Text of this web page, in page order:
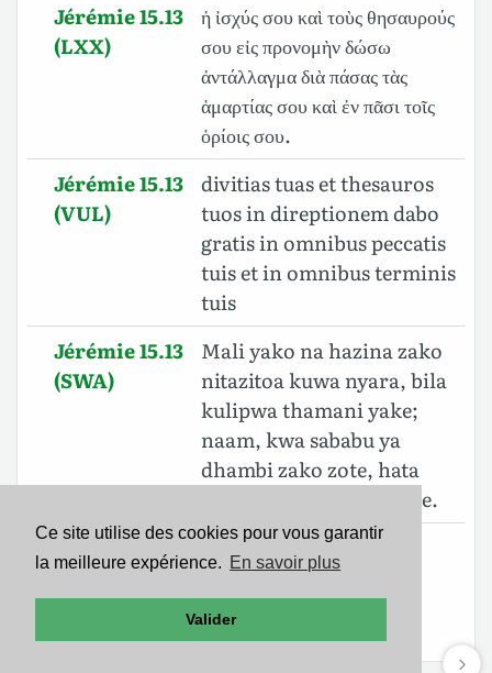
Ce site utilise des cookies pour vous garantir
la meilleure expérience. En savoir plus
Valider
Jérémie 15.13
(LXX)
ἡ ἰσχύς σου καὶ τοὺς θησαυρούς
σου εἰς προνομὴν δώσω
ἀντάλλαγμα διὰ πάσας τὰς
ἁμαρτίας σου καὶ ἐν πᾶσι τοῖς
ὁρίοις σου.
Jérémie 15.13
(VUL)
divitias tuas et thesauros
tuos in direptionem dabo
gratis in omnibus peccatis
tuis et in omnibus terminis
tuis
Jérémie 15.13
(SWA)
Mali yako na hazina zako
nitazitoa kuwa nyara, bila
kulipwa thamani yake;
naam, kwa sababu ya
dhambi zako zote, hata
katika mipaka yako yote.
Jérémie 15.13
(BHS)
חֵילְךָ֧ וְאֹוצְרֹותֶ֛יךָ לָבַ֥ז אֶתֵּ֖ן לֹ֣א
בִמְחִ֑יר וּבְכָל־חַטֹּאותֶ֖יךָ
וּבְכָל־גְּבוּלֶֽיךָ׃